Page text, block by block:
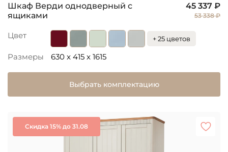
Шкаф Верди однодверный с
ящиками
45 337 ₽
53 338 ₽
Цвет + 25 цветов
Размеры 630 x 415 x 1615
Выбрать комплектацию
Скидка 15% до 31.08